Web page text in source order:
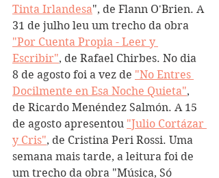
Tinta Irlandesa", de Flann O'Brien. A
31 de julho leu um trecho da obra
"Por Cuenta Propia - Leer y
Escribir", de Rafael Chirbes. No dia
8 de agosto foi a vez de "No Entres
Docilmente en Esa Noche Quieta",
de Ricardo Menéndez Salmón. A 15
de agosto apresentou "Julio Cortázar
y Cris", de Cristina Peri Rossi. Uma
semana mais tarde, a leitura foi de
um trecho da obra "Música, Só